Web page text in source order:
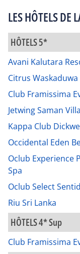
LES HÔTELS DE
HÔTELS 5*
Avani Kalutara
Citrus Waskaduwa
Club Framissima
Jetwing Saman
Kappa Club
Occidental Eden
Oclub Experience
Spa
Oclub Select
Riu Sri Lanka
HÔTELS 4* Sup
Club Framissima